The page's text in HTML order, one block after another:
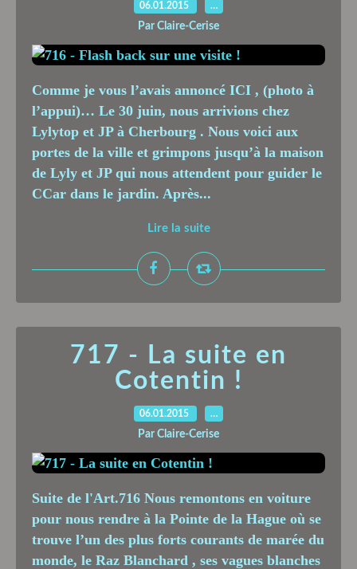
06.01.2015 …
Par Claire-Cerise
Comme je vous l’avais annoncé ICI , (photo à
l’appui)… Le 30 juin, nous arrivions chez
Lylytop et JP à Cherbourg . Nous voici aux
portes de la ville et grimpons jusqu’à la maison
de Lyly et JP qui nous attendent pour guider le
CCar dans le jardin. Après...
Lire la suite
717 - La suite en
Cotentin !
06.01.2015 …
Par Claire-Cerise
Suite de l'Art.716 Nous remontons en voiture
pour nous rendre à la Pointe de la Hague où se
trouve l’un des plus forts courants de marée du
monde, le Raz Blanchard , ses vagues blanches